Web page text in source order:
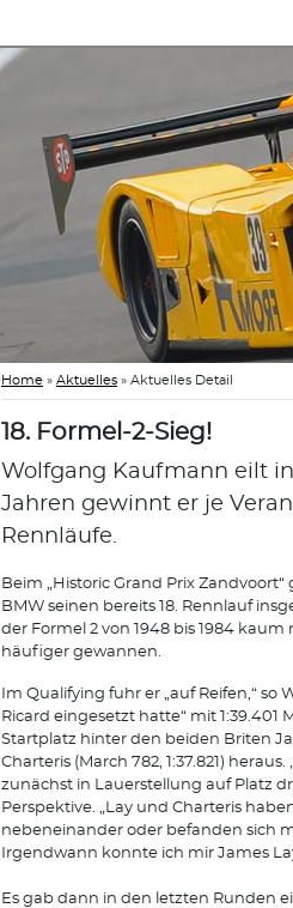
Home » Aktuelles » Aktuelles Detail
18. Formel-2-Sieg!
Wolfgang Kaufmann eilt
Jahren gewinnt er je
Rennläufe.
Beim „Historic Grand Prix
BMW seinen bereits 18. Rennlauf
der Formel 2 von 1948 bis 1984
häufiger gewannen.
Im Qualifying fuhr er „auf Reifen,“ so
Ricard eingesetzt hatte“ mit
Startplatz hinter den beiden Briten
Charteris (March 782, 1:37.821)
zunächst in Lauerstellung auf Platz
Perspektive. „Lay und Charteris
nebeneinander oder befanden sich
Irgendwann konnte ich mir James
Es gab dann in den letzten Runden